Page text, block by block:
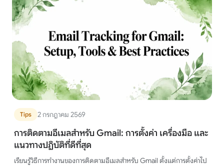
Tips 2 กรกฎาคม 2569
การติดตามอีเมลสำหรับ Gmail: การตั้งค่า เครื่องมือ และ
แนวทางปฏิบัติที่ดีที่สุด
เรียนรู้วิธีการทำงานของการติดตามอีเมลสำหรับ Gmail ตั้งแต่การตั้งค่าไป